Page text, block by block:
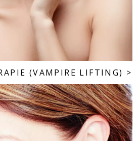
(VAMPIRE LIFTING) >